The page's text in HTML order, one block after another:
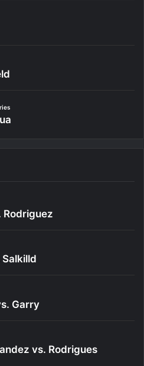
Rodriguez
Salkilld
Garry
vs. Rodrigues